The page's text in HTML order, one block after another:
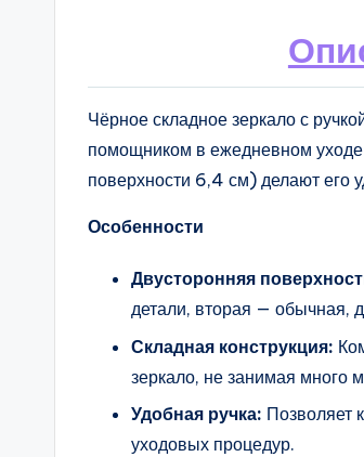
Чёрное складное зеркало с
помощником в ежедневном
поверхности 6,4 см) делают его
Особенности
Двусторонняя
детали, вторая — обычная,
Складная конструкция:
зеркало, не занимая много
Удобная ручка: Позволяет
уходовых процедур.